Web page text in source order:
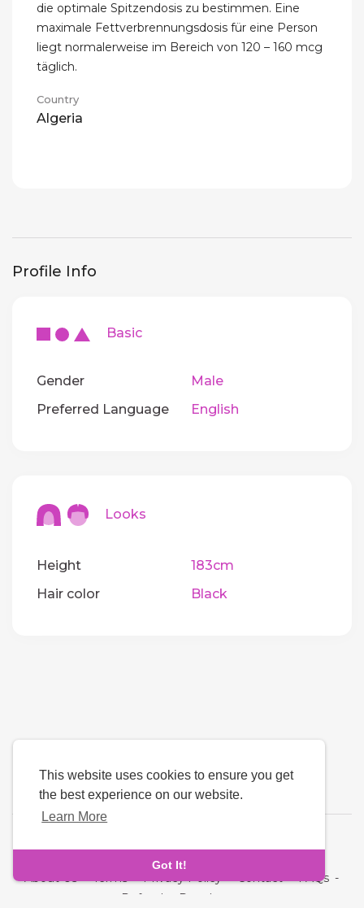
This website uses cookies to ensure you get
the best experience on our website.
Learn More
Got It!
die optimale Spitzendosis zu bestimmen. Eine
maximale Fettverbrennungsdosis für eine Person
liegt normalerweise im Bereich von 120 – 160 mcg
täglich.
Country
Algeria
Profile Info
Basic
Gender
Male
Preferred Language
English
Looks
Height
183cm
Hair color
Black
About Us-Terms-Privacy Policy-Contact-FAQs -
Refund
Developers